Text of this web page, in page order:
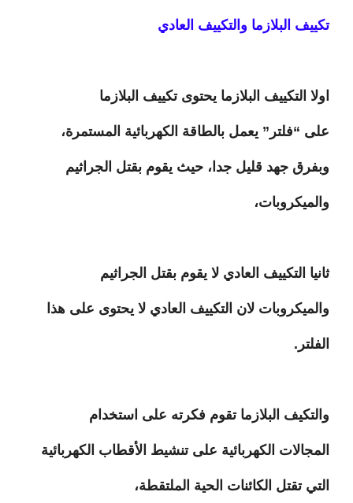
تكييف البلازما والتكييف العادي
اولا التكييف البلازما يحتوى تكييف البلازما
على “فلتر” يعمل بالطاقة الكهربائية المستمرة،
وبفرق جهد قليل جدا، حيث يقوم بقتل الجراثيم
والميكروبات،
ثانيا التكييف العادي لا يقوم بقتل الجراثيم
والميكروبات لان التكييف العادي لا يحتوى على هذا
الفلتر.
والتكيف البلازما تقوم فكرته على استخدام
المجالات الكهربائية على تنشيط الأقطاب الكهربائية
التي تقتل الكائنات الحية الملتقطة،